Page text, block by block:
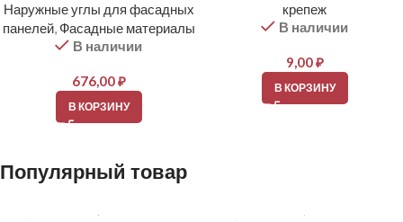
Наружные углы для фасадных
панелей, Фасадные материалы
В наличии
676,00₽
В КОРЗИНУ
крепеж
В наличии
9,00₽
В КОРЗИНУ
Популярный товар